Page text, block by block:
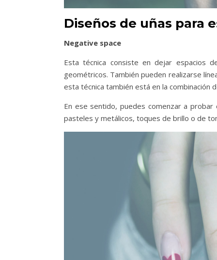
Diseños de uñas para
Negative space
Esta técnica consiste en dejar espacios
geométricos. También pueden realizarse
esta técnica también está en la combinación
En ese sentido, puedes comenzar a
pasteles y metálicos, toques de brillo o de